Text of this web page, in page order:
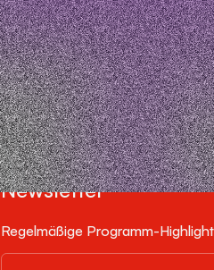
Newsletter
Regelmäßige Programm-